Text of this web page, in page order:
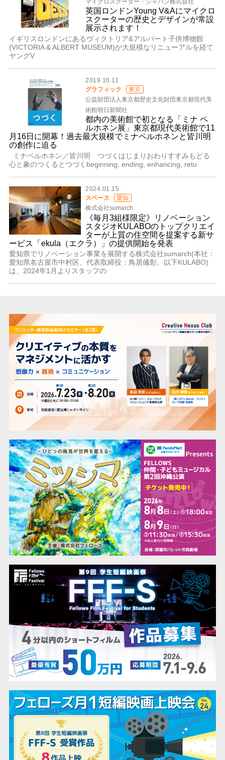
英国ロンドンYoung V&Aにマイクロ
スクーターの歴史とデザインが常設
展示されます！
イギリスロンドンにあるヴィクトリア&アルバート子供博物館
(VICTORIA & ALBERT MUSEUM)が大規模なリニューアルを経て
ヤングV
2019.10.11
グラフィック
東京
公益財団法人東京都歴史文化財団東京都現代美
術館朝日新聞社
都内の美術館で初となる「ミナ ペ
ルホネン展」東京都現代美術館で11
月16日に開幕！過去最大規模でミナペルホネンと皆川明
の創作に迫る
ミナペルホネン／皆川明 つづくはじまりおわりすすみもどる
心と象のつくるとつづくbeginning, ending, enhancing, retu
2024.01.15
スペース
愛知
株式会社sumarch
《毎月3組様限定》リノベーション
スタジオKULABOのトップクリエイ
ターが上質の住空間を提案する新サ
ービス「ekula（エクラ）」の提供開始を発表
愛知県でリノベーション事業を展開する株式会社sumarch(本社：
愛知県名古屋市中村区、代表取締役：鳥居儀彰、以下KULABO)
は、2024年1月よりスタッフの